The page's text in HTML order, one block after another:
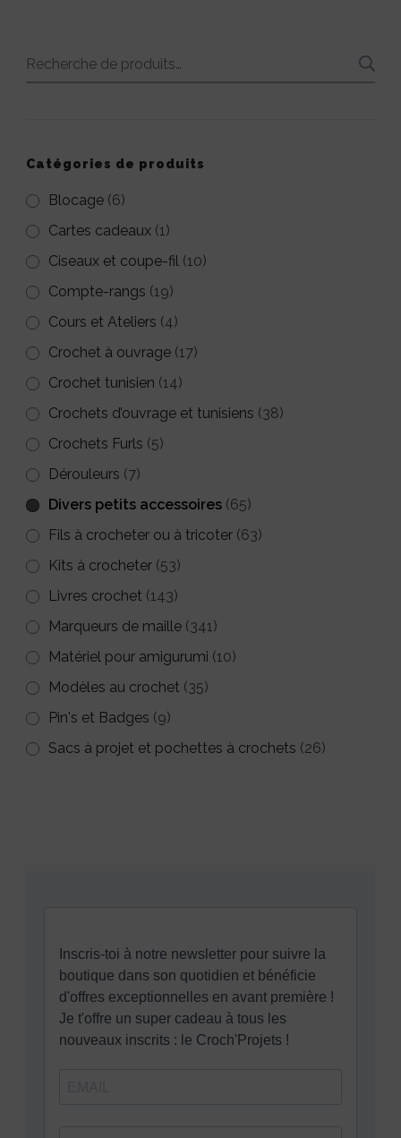
Recherche
Catégories de produits
Blocage (6)
Cartes cadeaux (1)
Ciseaux et coupe-fil (10)
Compte-rangs (19)
Cours et Ateliers (4)
Crochet à ouvrage (17)
Crochet tunisien (14)
Crochets d’ouvrage et tunisiens (38)
Crochets Furls (5)
Dérouleurs (7)
Divers petits accessoires (65)
Fils à crocheter ou à tricoter (63)
Kits à crocheter (53)
Livres crochet (143)
Marqueurs de maille (341)
Matériel pour amigurumi (10)
Modèles au crochet (35)
Pin's et Badges (9)
Sacs à projet et pochettes à crochets (26)